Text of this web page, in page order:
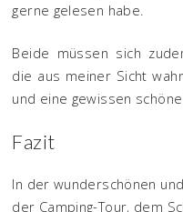
gerne gelesen habe.
Beide müssen sich
die aus meiner Sicht
und eine gewissen
Fazit
In der wunderschönen
der Camping-Tour, dem